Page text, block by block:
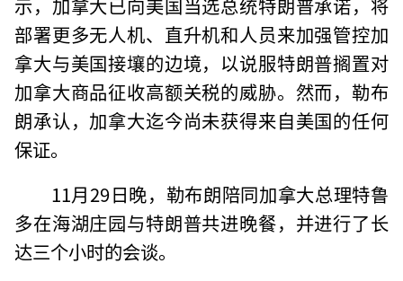
部署更多无人机、直升机和人员来加强管控加
拿大与美国接壤的边境，以说服特朗普搁置对
加拿大商品征收高额关税的威胁。然而，勒布
朗承认，加拿大迄今尚未获得来自美国的任何
保证。
11月29日晚，勒布朗陪同加拿大总理特鲁
多在海湖庄园与特朗普共进晚餐，并进行了长
达三个小时的会谈。